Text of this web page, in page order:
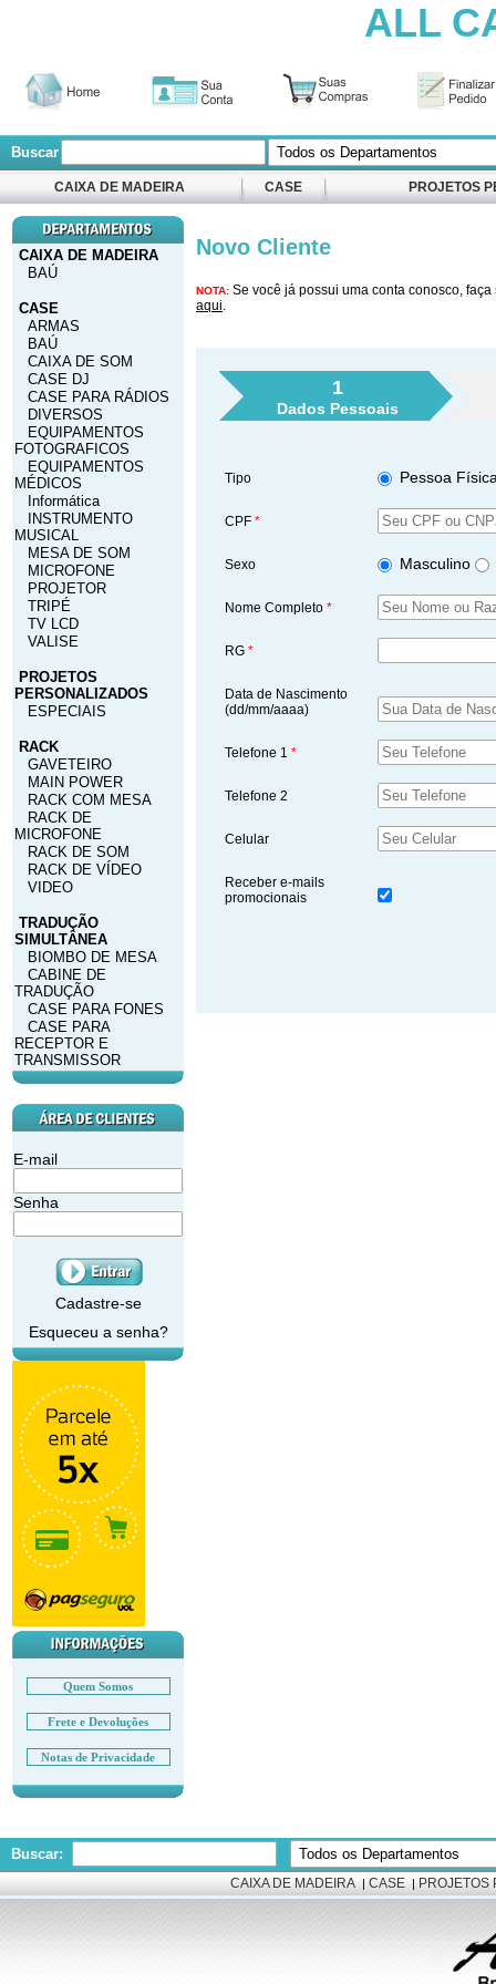
ALL
Buscar
CAIXA DE MADEIRA CASE PROJETOS
CAIXA DE MADEIRA
BAÚ
CASE
ARMAS
BAÚ
CAIXA DE SOM
CASE DJ
CASE PARA RÁDIOS
DIVERSOS
EQUIPAMENTOS
FOTOGRAFICOS
EQUIPAMENTOS
MÉDICOS
Informática
INSTRUMENTO
MUSICAL
MESA DE SOM
MICROFONE
PROJETOR
TRIPÉ
TV LCD
VALISE
PROJETOS
PERSONALIZADOS
ESPECIAIS
RACK
GAVETEIRO
MAIN POWER
RACK COM MESA
RACK DE
MICROFONE
RACK DE SOM
RACK DE VÍDEO
VIDEO
TRADUÇÃO
SIMULTÂNEA
BIOMBO DE MESA
CABINE DE
TRADUÇÃO
CASE PARA FONES
CASE PARA
RECEPTOR E
TRANSMISSOR
E-mail
Senha
Cadastre-se
Esqueceu a senha?
Quem Somos
Frete e Devoluções
Notas de Privacidade
Novo Cliente
NOTA: Se você já possui uma conta conosco,
aqui.
1
Dados Pessoais
Tipo Pessoa
CPF *
Sexo Masculino
Nome Completo *
RG*
Data de Nascimento
(dd/mm/aaaa)
Telefone 1*
Telefone 2
Celular
Receber e-mails
promocionais
Buscar:
CAIXA DE MADEIRA | CASE | PROJETOS